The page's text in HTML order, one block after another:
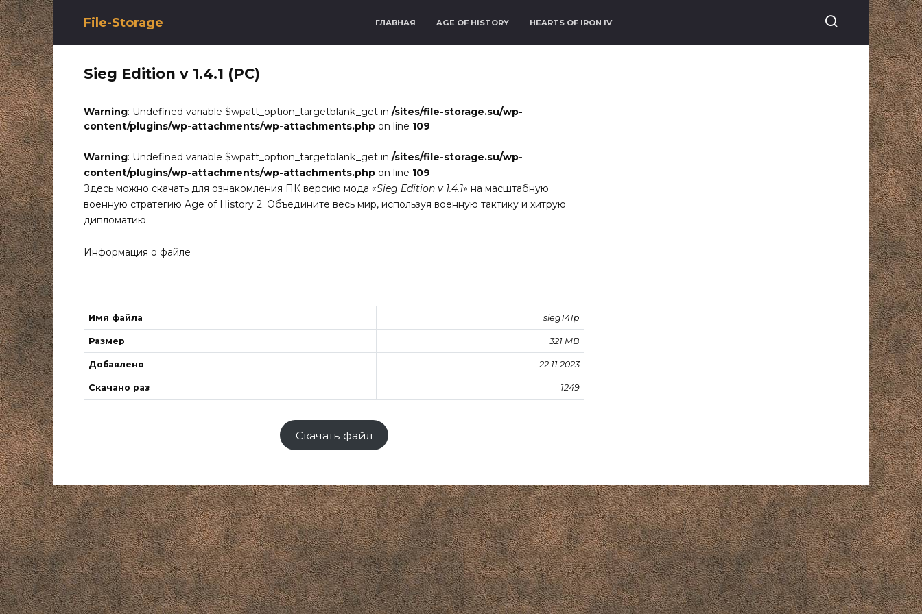
Перейти
к
содержанию
File-Storage ГЛАВНАЯ AGE OF HISTORY HEARTS OF IRON IV
Sieg Edition v 1.4.1 (PC)
Warning: Undefined variable $wpatt_option_targetblank_get in /sites/file-storage.su/wp-
content/plugins/wp-attachments/wp-attachments.php on line 109
Warning: Undefined variable $wpatt_option_targetblank_get in /sites/file-storage.su/wp-
content/plugins/wp-attachments/wp-attachments.php on line 109
Здесь можно скачать для ознакомления ПК версию мода «Sieg Edition v 1.4.1» на масштабную
военную стратегию Age of History 2. Объедините весь мир, используя военную тактику и хитрую
дипломатию.
Информация о файле
Имя файла sieg141p
Размер 321 MB
Добавлено 22.11.2023
Скачано раз 1249
Скачать файл